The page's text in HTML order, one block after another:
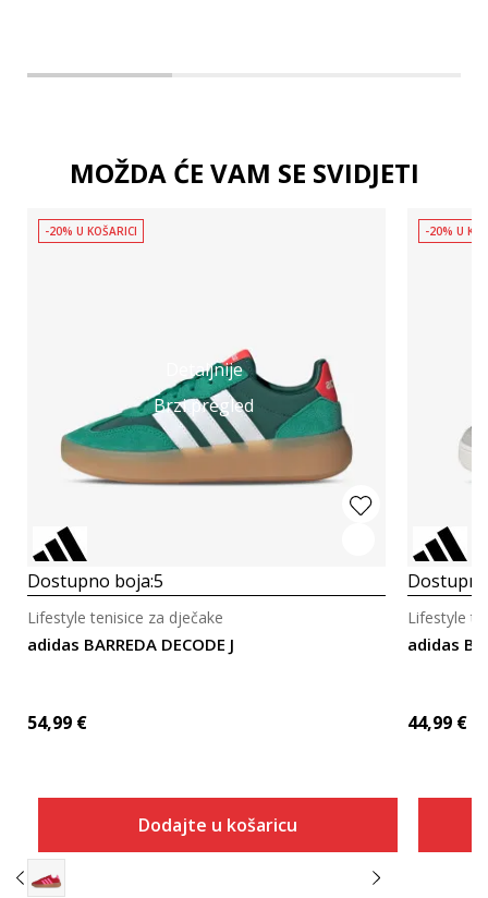
MOŽDA ĆE VAM SE SVIDJETI
Detaljnije
Brzi pregled
-20% U KOŠARICI
Dostupno boja:5
adidas BARREDA DECODE J
Lifestyle tenisice za dječake
54,99 €
Dodajte u košaricu
-20% U
adidas
Lifestyle
44,99 €